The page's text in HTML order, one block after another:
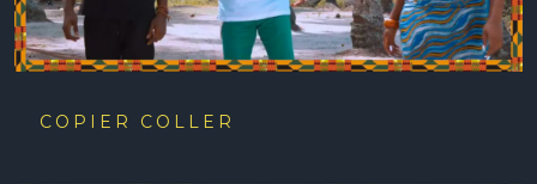
COPIER COLLER